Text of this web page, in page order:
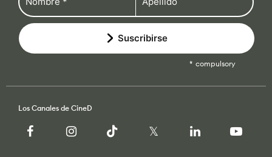
Suscribirse
compulsory
Los Canales de CineD